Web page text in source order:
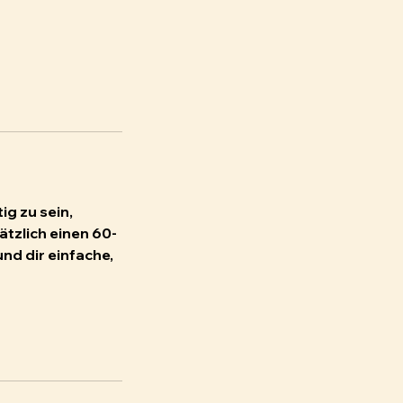
zu sein,
einen 60-
dir einfache,